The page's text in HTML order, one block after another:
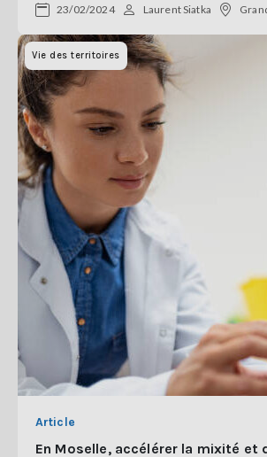
23/02/2024 Laurent Siatka
Vie des territoires
Article
En Moselle, accélérer la mixité et